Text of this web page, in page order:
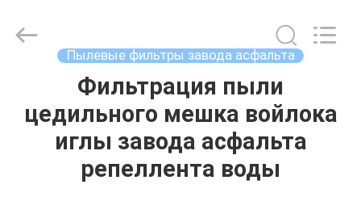
ПРОДУКТЫ
Copyright
Пылевые фильтры завода асфальта
Фильтрация пыли
цедильного мешка войлока
иглы завода асфальта
репеллента воды